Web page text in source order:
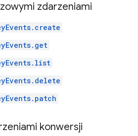
zdarzeniami
konwersji